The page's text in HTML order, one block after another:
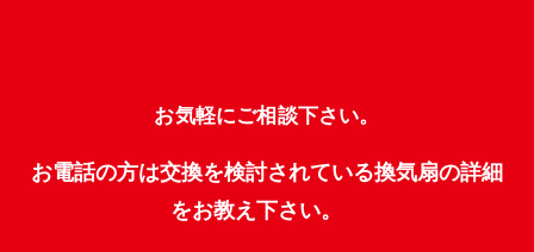
お気軽にご相談下さい。
お電話の方は交換を検討されている換気扇の詳細
をお教え下さい。